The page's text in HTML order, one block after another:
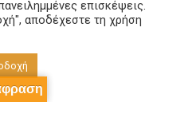
επισκέψεις.
αποδέχεστε τη χρήση